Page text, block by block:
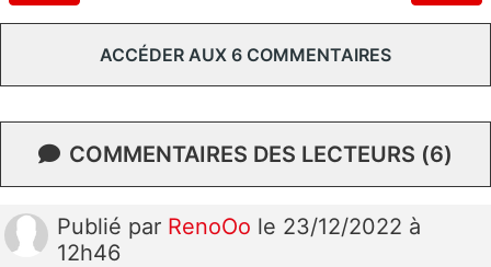
ACCÉDER AUX 6 COMMENTAIRES
COMMENTAIRES DES LECTEURS (6)
Publié par RenoOo le 23/12/2022 à
12h46